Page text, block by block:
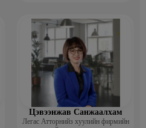
Цэвээнжав Санжаалхам
Легас Атторнийз хуулийн фирмийн